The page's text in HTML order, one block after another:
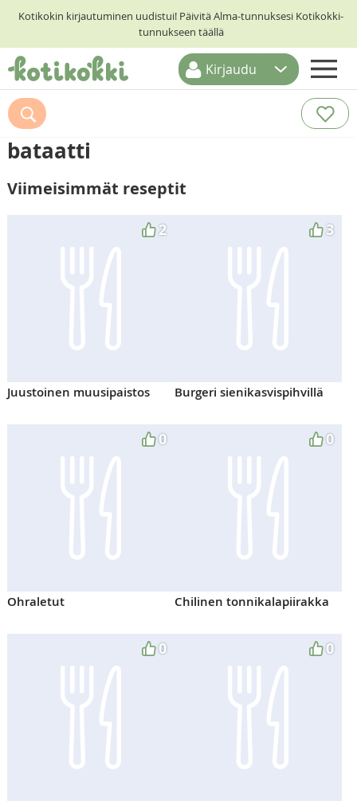
Kotikokin kirjautuminen uudistui! Päivitä Alma-tunnuksesi Kotikokki-
tunnukseen täällä
ETUSIVU
RESEPTIHAKU
RUOKATEEMAT
KESKUSTELUT
Kirjaudu
bataatti
Viimeisimmät reseptit
2
Juustoinen muusipaistos
3
Burgeri sienikasvispihvillä
0
Ohraletut
0
Chilinen tonnikalapiirakka
0 0